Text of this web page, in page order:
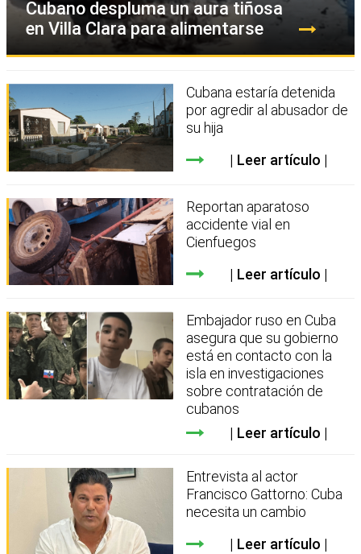
Cubano despluma un aura tiñosa
en Villa Clara para alimentarse
Cubana estaría detenida
por agredir al abusador de
su hija
Leer artículo
Reportan aparatoso
accidente vial en
Cienfuegos
Leer artículo
Embajador ruso en Cuba
asegura que su gobierno
está en contacto con la
isla en investigaciones
sobre contratación de
cubanos
Leer artículo
Entrevista al actor
Francisco Gattorno: Cuba
necesita un cambio
Leer artículo